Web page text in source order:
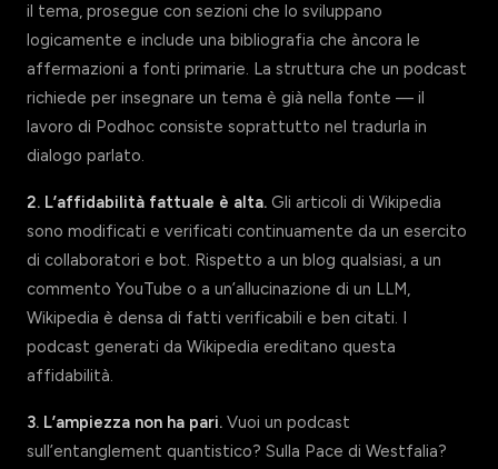
il tema, prosegue con sezioni che lo sviluppano
logicamente e include una bibliografia che àncora le
affermazioni a fonti primarie. La struttura che un podcast
richiede per insegnare un tema è già nella fonte — il
lavoro di Podhoc consiste soprattutto nel tradurla in
dialogo parlato.
2. L’affidabilità fattuale è alta. Gli articoli di Wikipedia
sono modificati e verificati continuamente da un esercito
di collaboratori e bot. Rispetto a un blog qualsiasi, a un
commento YouTube o a un’allucinazione di un LLM,
Wikipedia è densa di fatti verificabili e ben citati. I
podcast generati da Wikipedia ereditano questa
affidabilità.
3. L’ampiezza non ha pari. Vuoi un podcast
sull’entanglement quantistico? Sulla Pace di Westfalia?